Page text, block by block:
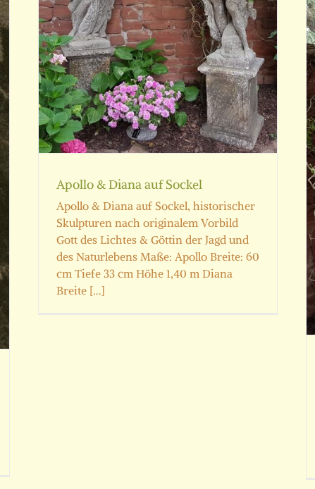
Apollo & Diana auf Sockel
Apollo & Diana auf Sockel, historischer
Skulpturen nach originalem Vorbild
Gott des Lichtes & Göttin der Jagd und
des Naturlebens Maße: Apollo Breite: 60
cm Tiefe 33 cm Höhe 1,40 m Diana
Breite [...]
Apollo Gott des Lichtes
Skulpturen